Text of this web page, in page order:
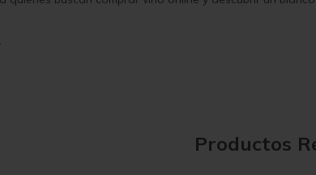
Productos